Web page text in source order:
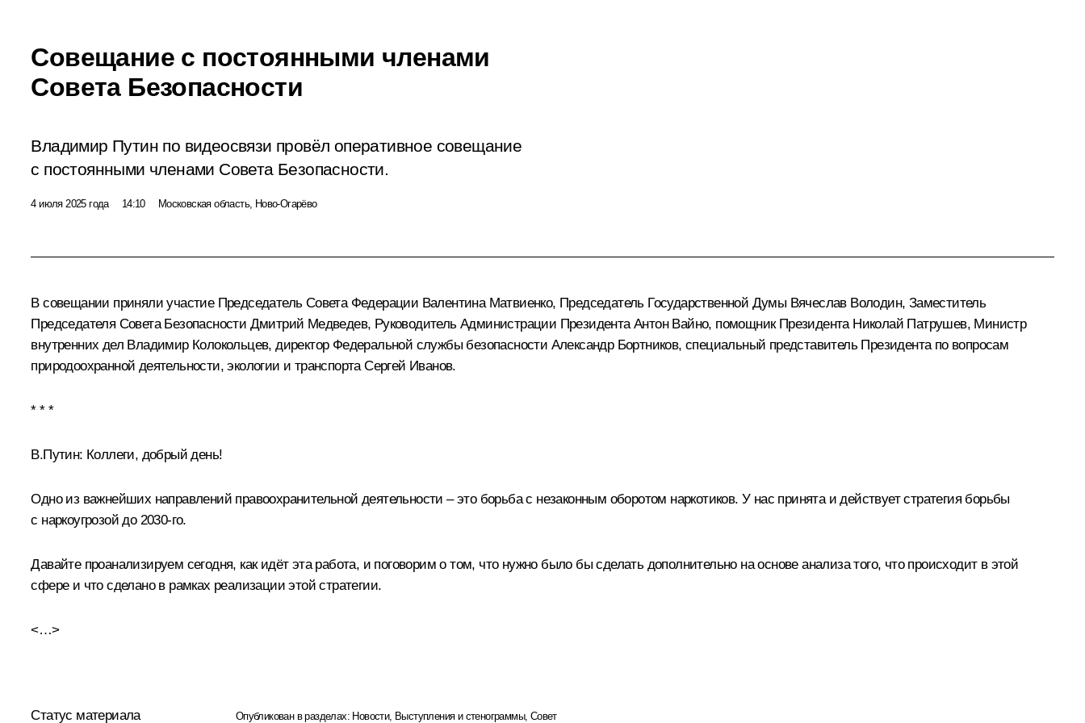
Совещание с постоянными членами
Совета Безопасности
Владимир Путин по видеосвязи провёл оперативное совещание
с постоянными членами Совета Безопасности.
4 июля 2025 года 14:10 Московская область, Ново-Огарёво
В совещании приняли участие Председатель Совета Федерации Валентина Матвиенко, Председатель Государственной Думы Вячеслав Володин, Заместитель
Председателя Совета Безопасности Дмитрий Медведев, Руководитель Администрации Президента Антон Вайно, помощник Президента Николай Патрушев, Министр
внутренних дел Владимир Колокольцев, директор Федеральной службы безопасности Александр Бортников, специальный представитель Президента по вопросам
природоохранной деятельности, экологии и транспортаСергей Иванов.
* * *
В.Путин: Коллеги, добрый день!
Одно из важнейших направлений правоохранительной деятельности – это борьба с незаконным оборотом наркотиков. У нас принята и действует стратегия борьбы
с наркоугрозой до 2030-го.
Давайте проанализируем сегодня, как идёт эта работа, и поговорим о том, что нужно было бы сделать дополнительно на основе анализа того, что происходит в этой
сфере и что сделано в рамках реализации этой стратегии.
<…>
Статус материала Опубликован в разделах: Новости, Выступления и стенограммы, Совет